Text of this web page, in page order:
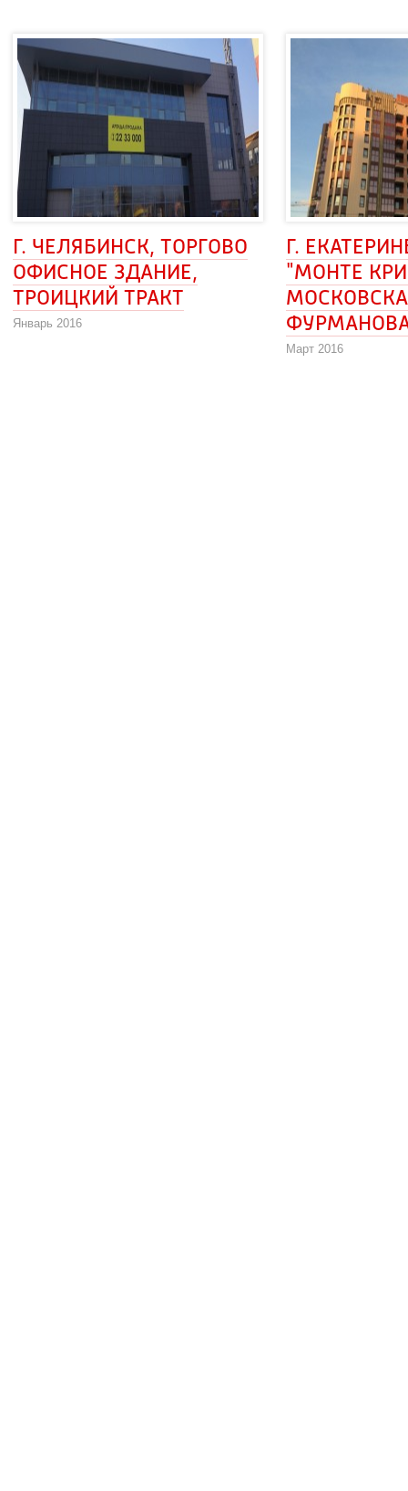
Г. ЧЕЛЯБИНСК, ТОРГОВО
ОФИСНОЕ ЗДАНИЕ,
ТРОИЦКИЙ ТРАКТ
Январь 2016
Г.
"МОНТЕ
Март 2016